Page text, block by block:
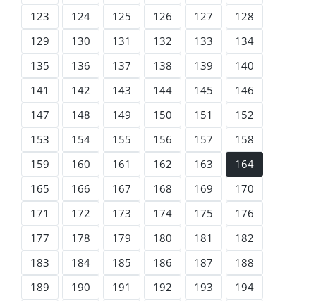
123
124 125 126 127
128
129
130 131 132 133
134
135
136 137 138 139
140
141
142 143 144 145
146
147
148 149 150 151
152
153
154 155 156 157
158
159
160 161 162 163
164
165
166 167 168 169
170
171
172 173 174 175
176
177
178 179 180 181
182
183
184 185 186 187
188
189
190 191 192 193
194